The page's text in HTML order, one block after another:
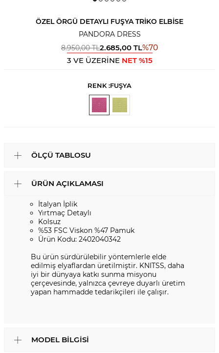
ÖZEL ÖRGÜ DETAYLI FUŞYA TRIKO ELBISE
PANDORA DRESS
8.950,00TL2.685,00 TL%70
3 VE ÜZERİNE NET %15
RENK :FUŞYA
ÖLÇÜ TABLOSU
ÜRÜN AÇIKLAMASI
İtalyan İplik
Yırtmaç Detaylı
Kolsuz
%53 FSC Viskon %47 Pamuk
Ürün Kodu: 2402040342
Bu ürün sürdürülebilir yöntemlerle elde
edilmiş elyaflardan üretilmiştir. KNITSS, daha
iyi bir dünyaya katkı sunma misyonu
çerçevesinde, yalnızca çevreye duyarlı üretim
yapan hammadde tedarikçileri ile çalışır.
MODEL BILGISI